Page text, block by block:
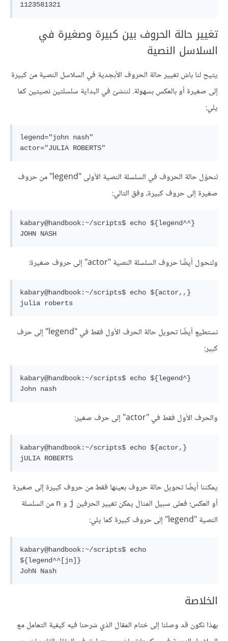
تغيير حالة الحروف بين كبيرة وصغيرة في
السلاسل النصية
يتيح لنا باش تغيير حالة الحروف الأبجدية في السلاسل النصية من كبيرة
إلى صغيرة أو بالعكس بسهولة. لننشئ في البداية سلسلتين نصيتين كما
يلي:
legend="john nash"
لنحوّل حالة الحروف في السلسلة النصية الأولى "legend" من حروف
صغيرة إلى حروف كبيرة، وفق التالي:
kabary@handbook:~/scripts$ echo ${legend^^}
ولنحول أيضًا حروف السلسلة النصية "actor" إلى حروف صغيرة:
kabary@handbook:~/scripts$ echo ${actor,,}
نستطيع أيضًا تحويل حالة الحرف الأول فقط في "legend" إلى حرف
كبير:
kabary@handbook:~/scripts$ echo ${legend^}
والحرف الأول فقط في "actor" إلى حرف صغير:
kabary@handbook:~/scripts$ echo ${actor,}
يمكننا أيضًا تحويل حالة حروف بعينها فقط من حروف كبيرة إلى صغيرة
أو العكس؛ فعلى سبيل المثال يمكن تغيير الحرفين j و n من السلسلة
النصية "legend" إلى حروف كبيرة كما يلي:
kabary@handbook:~/scripts$ echo
${legend^^[jn]}
الخلاصة
بهذا نكون قد وصلنا إلى ختام المقال الذي شرحنا فيه كيفية التعامل مع